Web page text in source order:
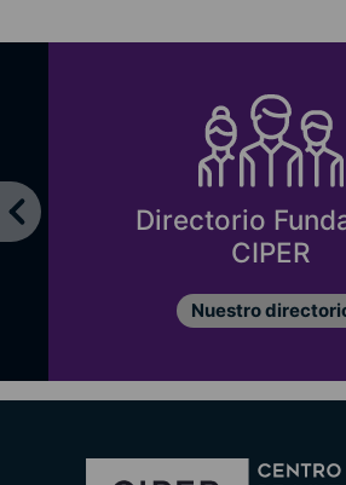
Directorio
CIPER
Nuestro